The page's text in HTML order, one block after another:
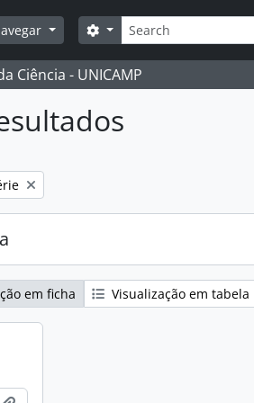
Buscar
Opções de busca
Ciência - UNICAMP
filtro:
em ficha Visualização em tabela